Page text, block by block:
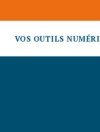
VOS OUTILS